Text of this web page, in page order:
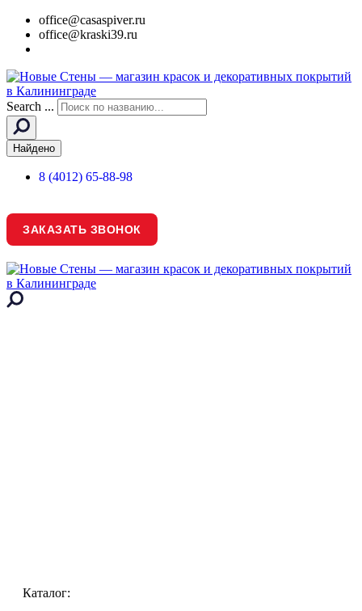
office@casaspiver.ru
office@kraski39.ru
Search ...
Найдено
8 (4012) 65-88-98
ЗАКАЗАТЬ ЗВОНОК
Каталог: